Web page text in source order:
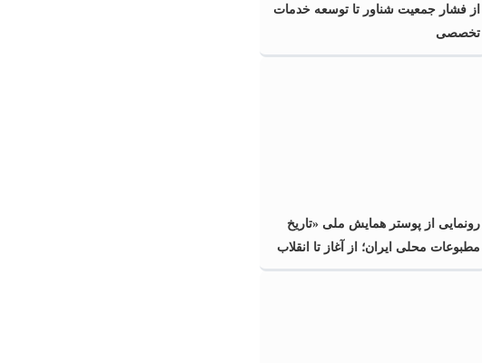
از فشار جمعیت شناور تا توسعه خدمات
تخصصی
رونمایی از پوستر همایش ملی «تاریخ
مطبوعات محلی ایران؛ از آغاز تا انقلاب
اسلامی» در گیلان